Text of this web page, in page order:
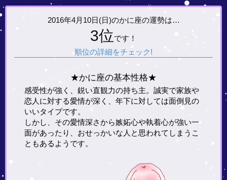
2016年4月10日(日)のかに座の運勢は…
3位です！
順位の詳細をチェック!
★かに座の基本性格★
感受性が強く、鋭い直観力の持ち主。誠実で家族や
恋人に対する愛情が深く、年下に対しては面倒見の
いいタイプです。
しかし、その愛情深さから嫉妬心や執着心が強い一
面があったり、おせっかいな人と思われてしまうこ
ともあるようです。